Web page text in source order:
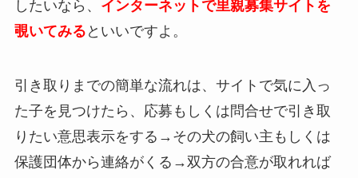
したいなら、 インターネットで里親募集サイトを
覗いてみる といいですよ。
引き取りまでの簡単な流れは、サイトで気に入っ
た子を見つけたら、応募もしくは問合せで引き取
りたい意思表示をする→その犬の飼い主もしくは
保護団体から連絡がくる→双方の合意が取れれば